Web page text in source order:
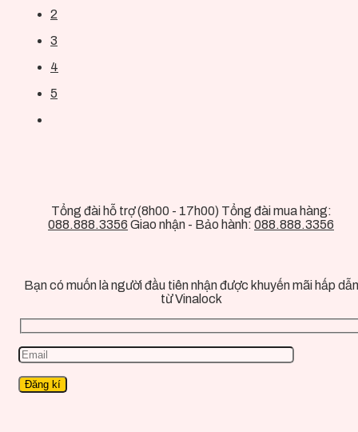
2
3
4
5
Tổng đài hỗ trợ (8h00 - 17h00) Tổng đài mua hàng:
088.888.3356 Giao nhận - Bảo hành: 088.888.3356
Bạn có muốn là người đầu tiên nhận được khuyến mãi hấp dẫn
từ Vinalock